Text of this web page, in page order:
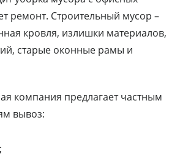
ремонт. Строительный мусор –
кровля, излишки материалов,
старые оконные рамы и
компания предлагает частным
вывоз: